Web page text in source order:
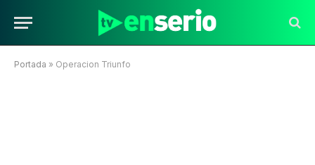
Portada » Operacion Triunfo